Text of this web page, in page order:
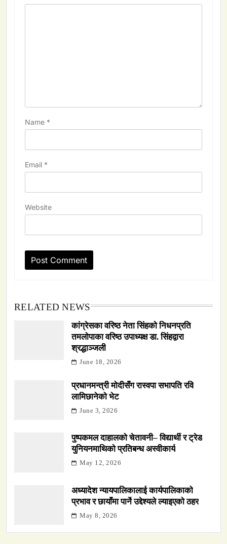
Name *
Email *
Website
RELATED NEWS
कांग्रेसका वरिष्ठ नेता सिंहको निधनप्रति
तमलोपाका वरिष्ठ उपाध्यक्ष डा. सिंहद्वारा
श्रद्धाञ्जली
June 18, 2026
प्रधानमन्त्री मोदीसँग रास्वपा सभापति रवि
लामिछानेको भेट
June 3, 2026
पुष्पकमल दाहालको चेतावनी– विद्यार्थी र ट्रेड
युनियनमाथिको प्रतिबन्ध अस्वीकार्य
May 12, 2026
अध्यादेश न्यायपालिकालाई कार्यपालिकाको
प्रभाव र छायाँमा पार्ने उद्देश्यले ल्याइएको ठहर
May 8, 2026